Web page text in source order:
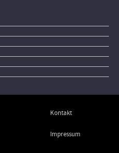
Kontakt
Impressum